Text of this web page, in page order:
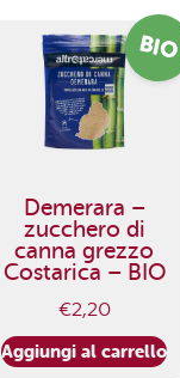
BIO
Demerara –
zucchero di
canna grezzo
Costarica – BIO
€2,20
Aggiungi al carrello